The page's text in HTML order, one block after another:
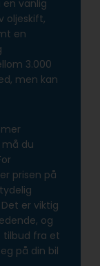
en vanlig
oljeskift,
en
3.000
men kan
du
prisen på
er viktig
og
tilbud fra et
på din bil